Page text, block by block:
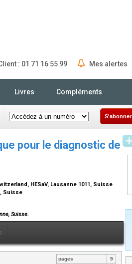
: 01 71 16 55 99 Mes alertes
Livres Compléments
S'abonner
pour le diagnostic de
HESaV, Lausanne 1011, Suisse
Suisse
Suisse.
pages
9